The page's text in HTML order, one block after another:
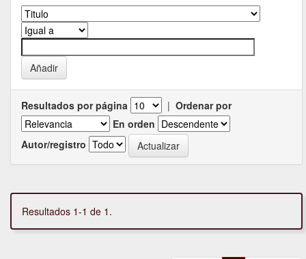
Resultados por página | Ordenar por
En orden
Autor/registro
Resultados 1-1 de 1.